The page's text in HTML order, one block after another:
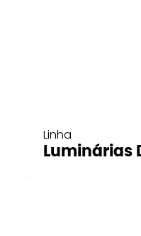
Linha
Luminárias